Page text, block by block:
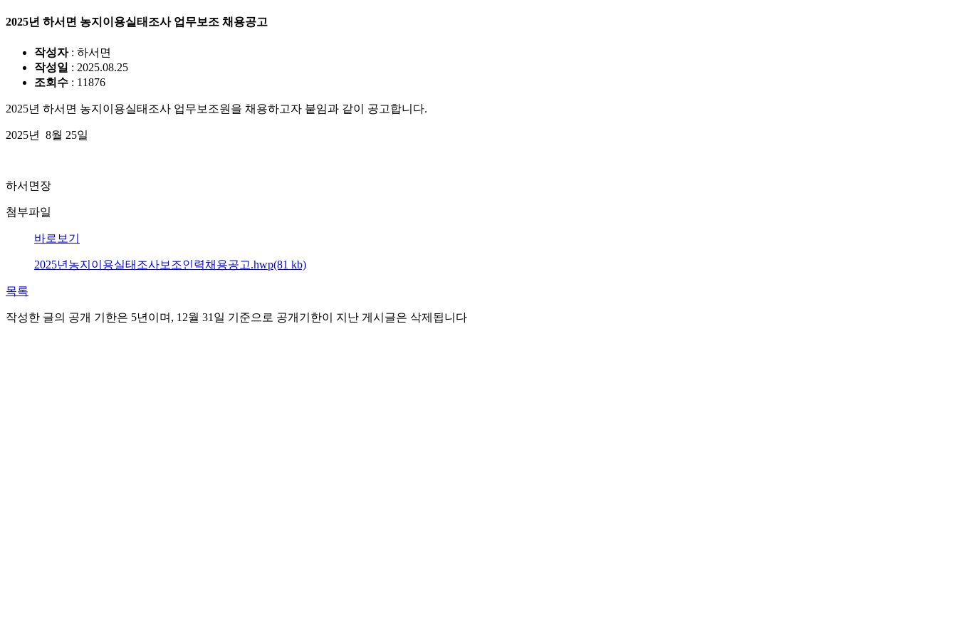
2025년 하서면 농지이용실태조사 업무보조 채용공고
작성자: 하서면
작성일 : 2025.08.25
조회수 : 11876
2025년 하서면 농지이용실태조사 업무보조원을 채용하고자 붙임과 같이 공고합니다.
2025년 8월 25일
하서면장
첨부파일
바로보기
2025년농지이용실태조사보조인력채용공고.hwp(81 kb)
목록
작성한 글의 공개 기한은 5년이며, 12월 31일 기준으로 공개기한이 지난 게시글은 삭제됩니다